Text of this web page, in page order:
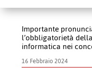
Importante
l’obbligatorietà
informatica nei
16 Febbraio 2024